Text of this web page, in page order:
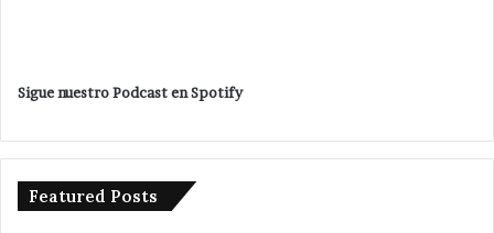
Sigue nuestro Podcast en Spotify
Featured Posts